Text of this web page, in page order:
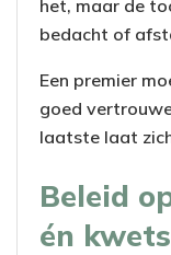
het, maar de
bedacht of
Een premier
goed
laatste laat
Beleid
én